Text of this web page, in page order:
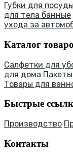
Губки для посуды
для тела банные
ухода за
Каталог
Салфетки для
для дома
Товары для
Быстрые
Производство
Контакты